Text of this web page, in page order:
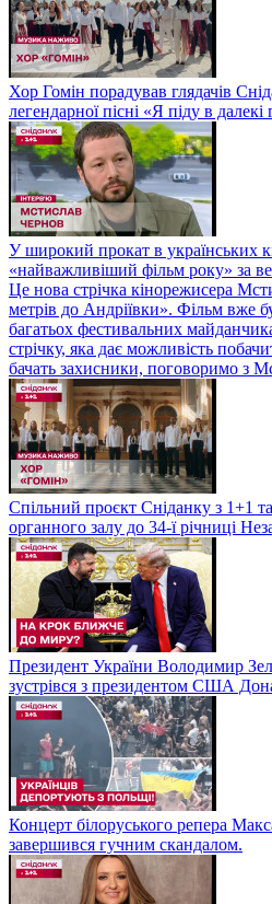
Хор Гомін порадував глядачів
легендарної пісні «Я піду в далекі
У широкий прокат в українських
«найважливіший фільм року» за
Це нова стрічка кінорежисера
метрів до Андріївки». Фільм вже
багатьох фестивальних
стрічку, яка дає можливість
бачать захисники, поговоримо з
Спільний проєкт Сніданку з 1+1
органного залу до 34-ї річниці
Президент України Володимир
зустрівся з президентом США
Концерт білоруського репера
завершився гучним скандалом.